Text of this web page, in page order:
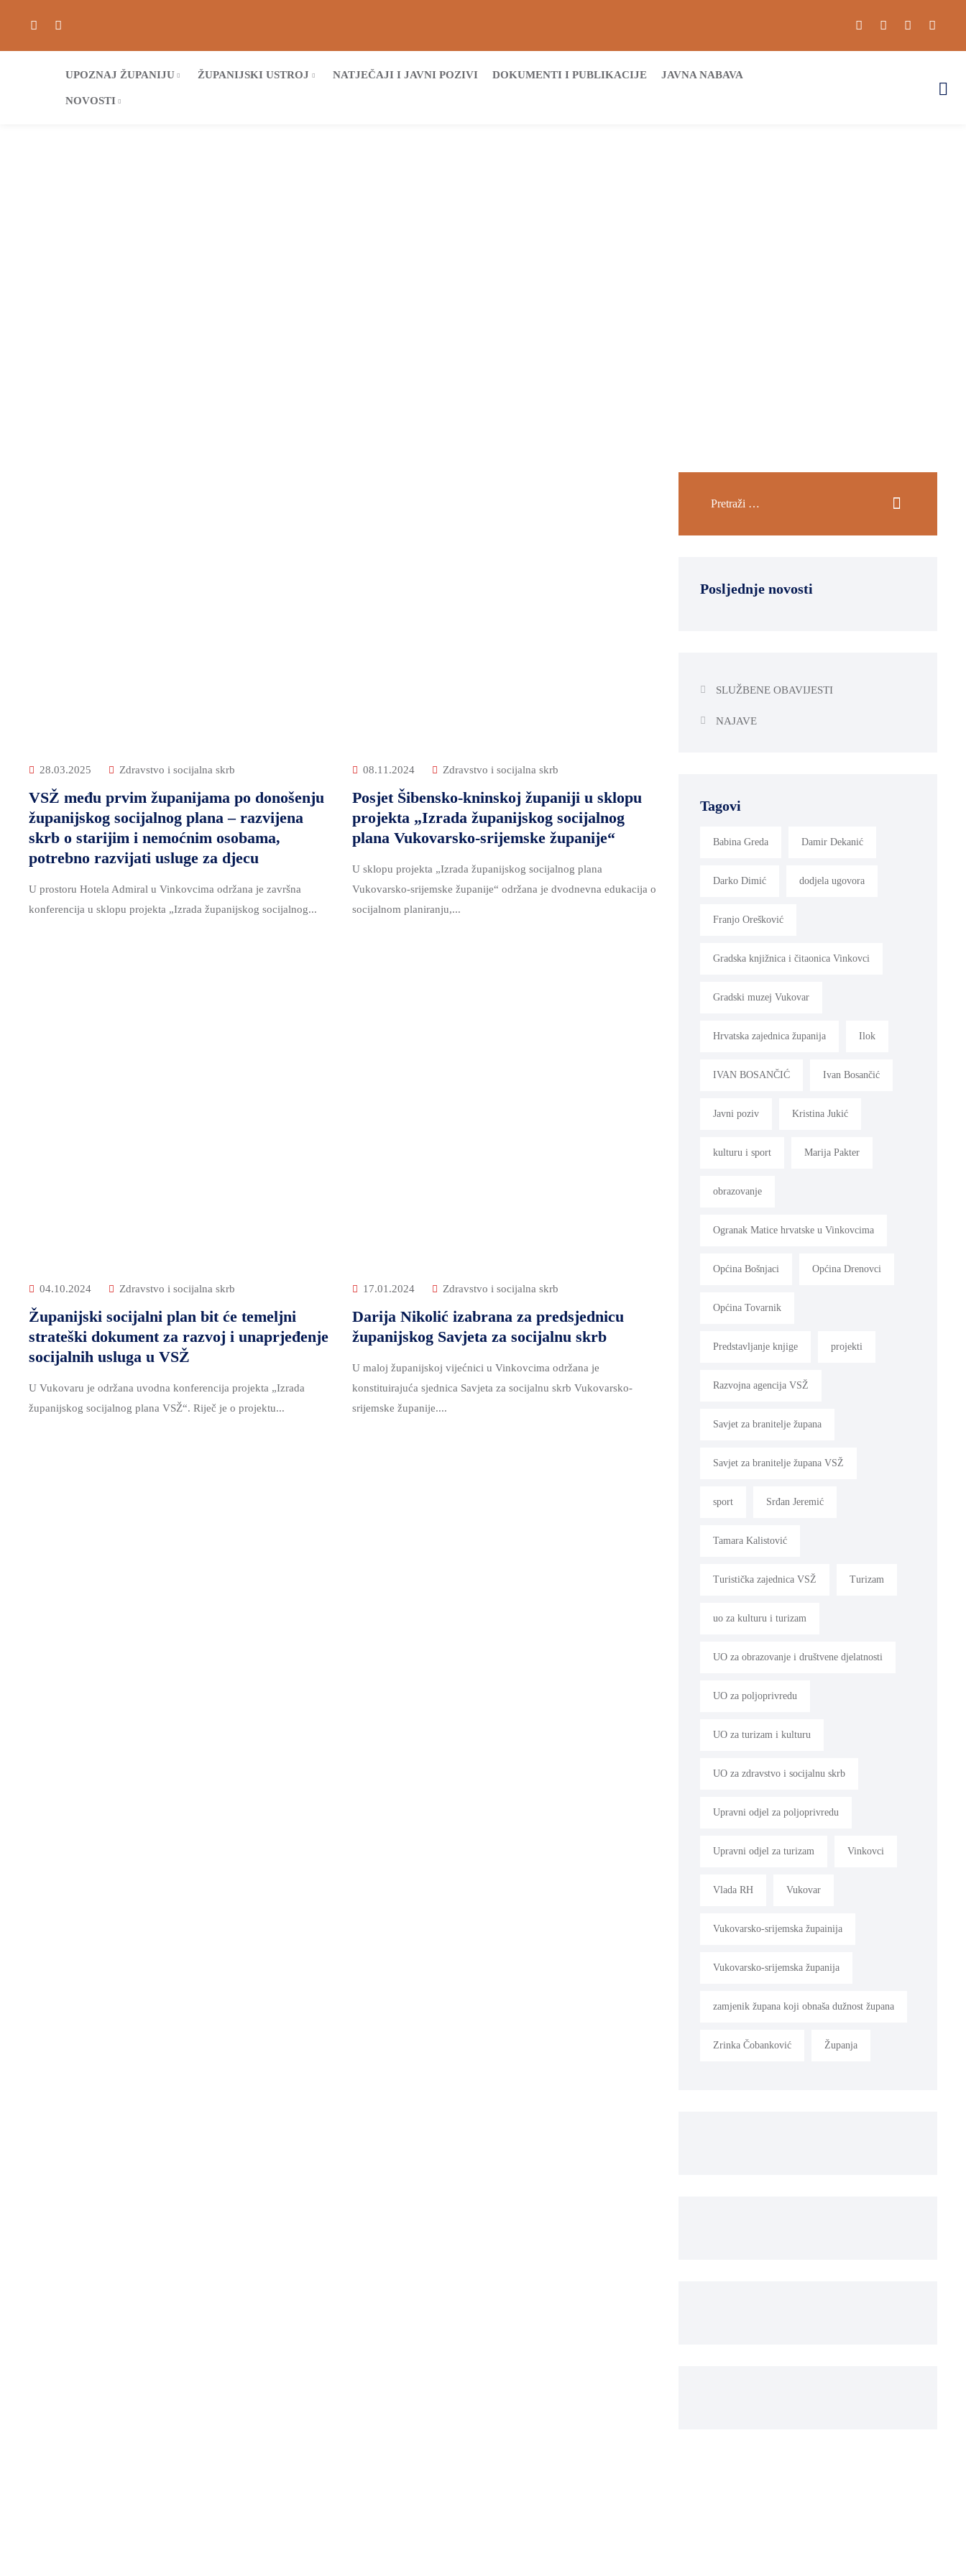
UPOZNAJ ŽUPANIJU ŽUPANIJSKI USTROJ NATJEČAJI I JAVNI POZIVI DOKUMENTI I PUBLIKACIJE JAVNA NABAVA
NOVOSTI
28.03.2025 Zdravstvo i socijalna skrb
VSŽ među prvim županijama po donošenju
županijskog socijalnog plana – razvijena
skrb o starijim i nemoćnim osobama,
potrebno razvijati usluge za djecu
U prostoru Hotela Admiral u Vinkovcima održana je završna
konferencija u sklopu projekta „Izrada županijskog socijalnog...
08.11.2024 Zdravstvo i socijalna skrb
Posjet Šibensko-kninskoj županiji u sklopu
projekta „Izrada županijskog socijalnog
plana Vukovarsko-srijemske županije“
U sklopu projekta „Izrada županijskog socijalnog plana
Vukovarsko-srijemske županije“ održana je dvodnevna edukacija o
socijalnom planiranju,...
04.10.2024 Zdravstvo i socijalna skrb
Županijski socijalni plan bit će temeljni
strateški dokument za razvoj i unaprjeđenje
socijalnih usluga u VSŽ
U Vukovaru je održana uvodna konferencija projekta „Izrada
županijskog socijalnog plana VSŽ“. Riječ je o projektu...
17.01.2024 Zdravstvo i socijalna skrb
Darija Nikolić izabrana za predsjednicu
županijskog Savjeta za socijalnu skrb
U maloj županijskoj vijećnici u Vinkovcima održana je
konstituirajuća sjednica Savjeta za socijalnu skrb Vukovarsko-
srijemske županije....
Posljednje novosti
SLUŽBENE OBAVIJESTI
NAJAVE
Tagovi
Babina Greda Damir Dekanić
Darko Dimić dodjela ugovora
Franjo Orešković
Gradska knjižnica i čitaonica Vinkovci
Gradski muzej Vukovar
Hrvatska zajednica županija Ilok
IVAN BOSANČIĆ Ivan Bosančić
Javni poziv Kristina Jukić
kulturu i sport Marija Pakter
obrazovanje
Ogranak Matice hrvatske u Vinkovcima
Općina Bošnjaci Općina Drenovci
Općina Tovarnik
Predstavljanje knjige projekti
Razvojna agencija VSŽ
Savjet za branitelje župana
Savjet za branitelje župana VSŽ
sport Srđan Jeremić
Tamara Kalistović
Turistička zajednica VSŽ Turizam
uo za kulturu i turizam
UO za obrazovanje i društvene djelatnosti
UO za poljoprivredu
UO za turizam i kulturu
UO za zdravstvo i socijalnu skrb
Upravni odjel za poljoprivredu
Upravni odjel za turizam Vinkovci
Vlada RH Vukovar
Vukovarsko-srijemska župainija
Vukovarsko-srijemska županija
zamjenik župana koji obnaša dužnost župana
Zrinka Čobanković Županja